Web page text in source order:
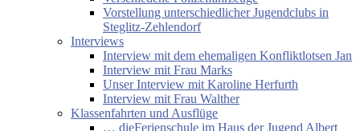
Vorstellung unterschiedlicher Jugendclubs in
Steglitz-Zehlendorf
Interviews
Interview mit dem ehemaligen Konfliktlotsen Jan
Interview mit Frau Marks
Unser Interview mit Karoline Herfurth
Interview mit Frau Walther
Klassenfahrten und Ausflüge
… dieFerienschule im Haus der Jugend Albert